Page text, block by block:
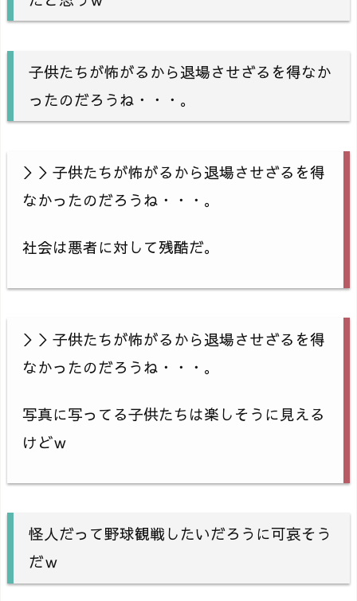
子供たちが怖がるから退場させざるを得なか
ったのだろうね・・・。
＞＞子供たちが怖がるから退場させざるを得
なかったのだろうね・・・。
社会は悪者に対して残酷だ。
＞＞子供たちが怖がるから退場させざるを得
なかったのだろうね・・・。
写真に写ってる子供たちは楽しそうに見える
けどｗ
怪人だって野球観戦したいだろうに可哀そう
だｗ